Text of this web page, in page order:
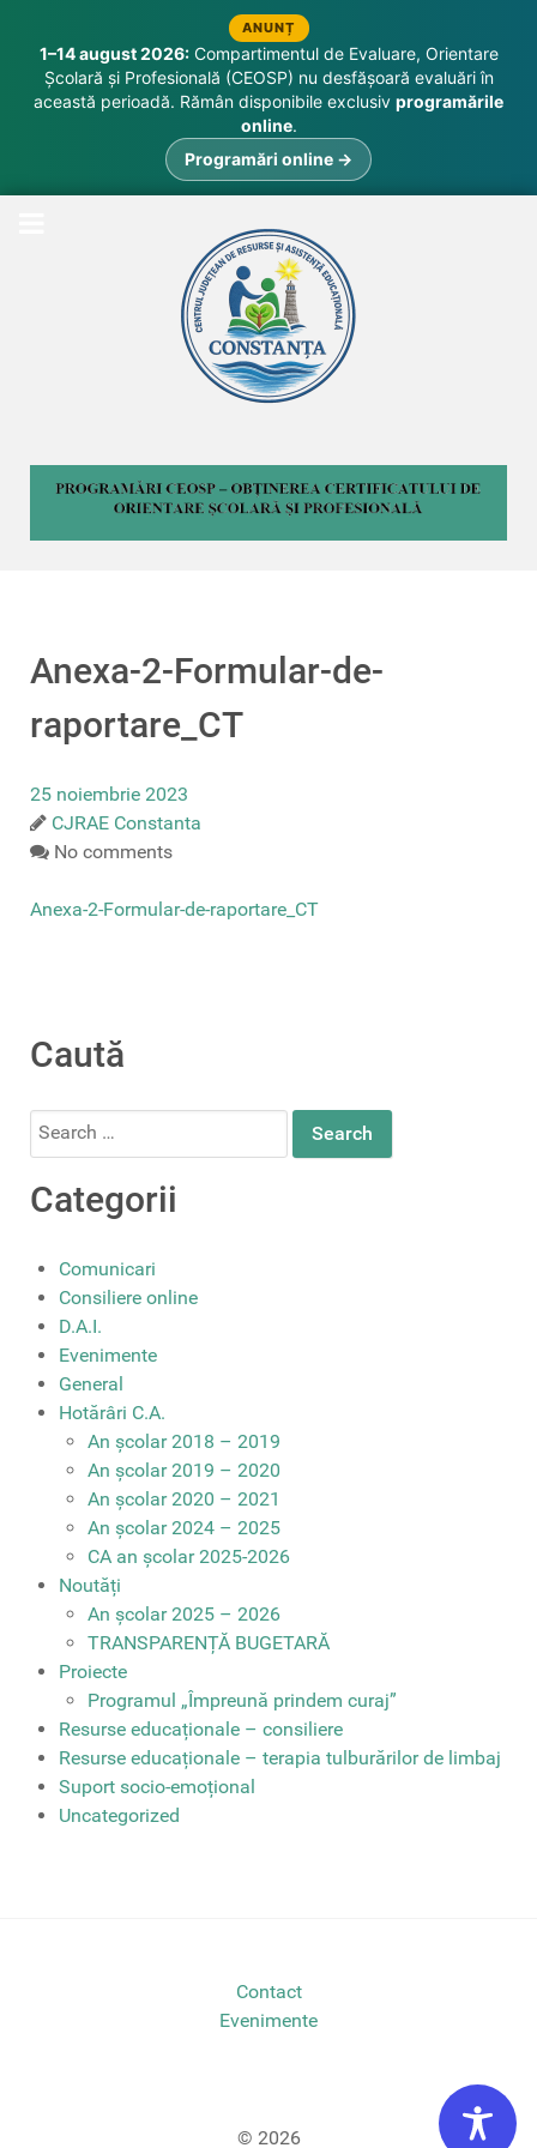
ANUNȚ
1–14 august 2026:Compartimentul de Evaluare, Orientare
Școlară și Profesională (CEOSP) nu desfășoară evaluări în
această perioadă. Rămân disponibile exclusiv programările
online.
Programări online →
Anexa-2-Formular-de-
raportare_CT
25 noiembrie 2023
CJRAE Constanta
No comments
Anexa-2-Formular-de-raportare_CT
Caută
Search
Categorii
Comunicari
Consiliere online
D.A.I.
Evenimente
General
Hotărâri C.A.
An școlar 2018 – 2019
An școlar 2019 – 2020
An școlar 2020 – 2021
An școlar 2024 – 2025
CA an școlar 2025-2026
Noutăți
An școlar 2025 – 2026
TRANSPARENȚĂ BUGETARĂ
Proiecte
Programul „Împreună prindem curaj”
Resurse educaționale – consiliere
Resurse educaționale – terapia tulburărilor de limbaj
Suport socio-emoțional
Uncategorized
Contact
Evenimente
© 2026